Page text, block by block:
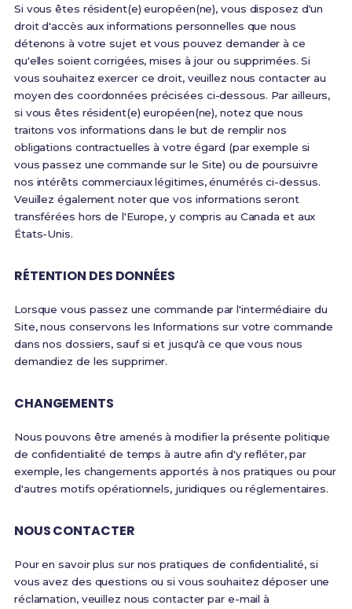
Si vous êtes résident(e) européen(ne), vous disposez d'un
droit d'accès aux informations personnelles que nous
détenons à votre sujet et vous pouvez demander à ce
qu'elles soient corrigées, mises à jour ou supprimées. Si
vous souhaitez exercer ce droit, veuillez nous contacter au
moyen des coordonnées précisées ci-dessous. Par ailleurs,
si vous êtes résident(e) européen(ne), notez que nous
traitons vos informations dans le but de remplir nos
obligations contractuelles à votre égard (par exemple si
vous passez une commande sur le Site) ou de poursuivre
nos intérêts commerciaux légitimes, énumérés ci-dessus.
Veuillez également noter que vos informations seront
transférées hors de l'Europe, y compris au Canada et aux
États-Unis.
RÉTENTION DES DONNÉES
Lorsque vous passez une commande par l'intermédiaire du
Site, nous conservons les Informations sur votre commande
dans nos dossiers, sauf si et jusqu'à ce que vous nous
demandiez de les supprimer.
CHANGEMENTS
Nous pouvons être amenés à modifier la présente politique
de confidentialité de temps à autre afin d'y refléter, par
exemple, les changements apportés à nos pratiques ou pour
d'autres motifs opérationnels, juridiques ou réglementaires.
NOUS CONTACTER
Pour en savoir plus sur nos pratiques de confidentialité, si
vous avez des questions ou si vous souhaitez déposer une
réclamation, veuillez nous contacter par e-mail à